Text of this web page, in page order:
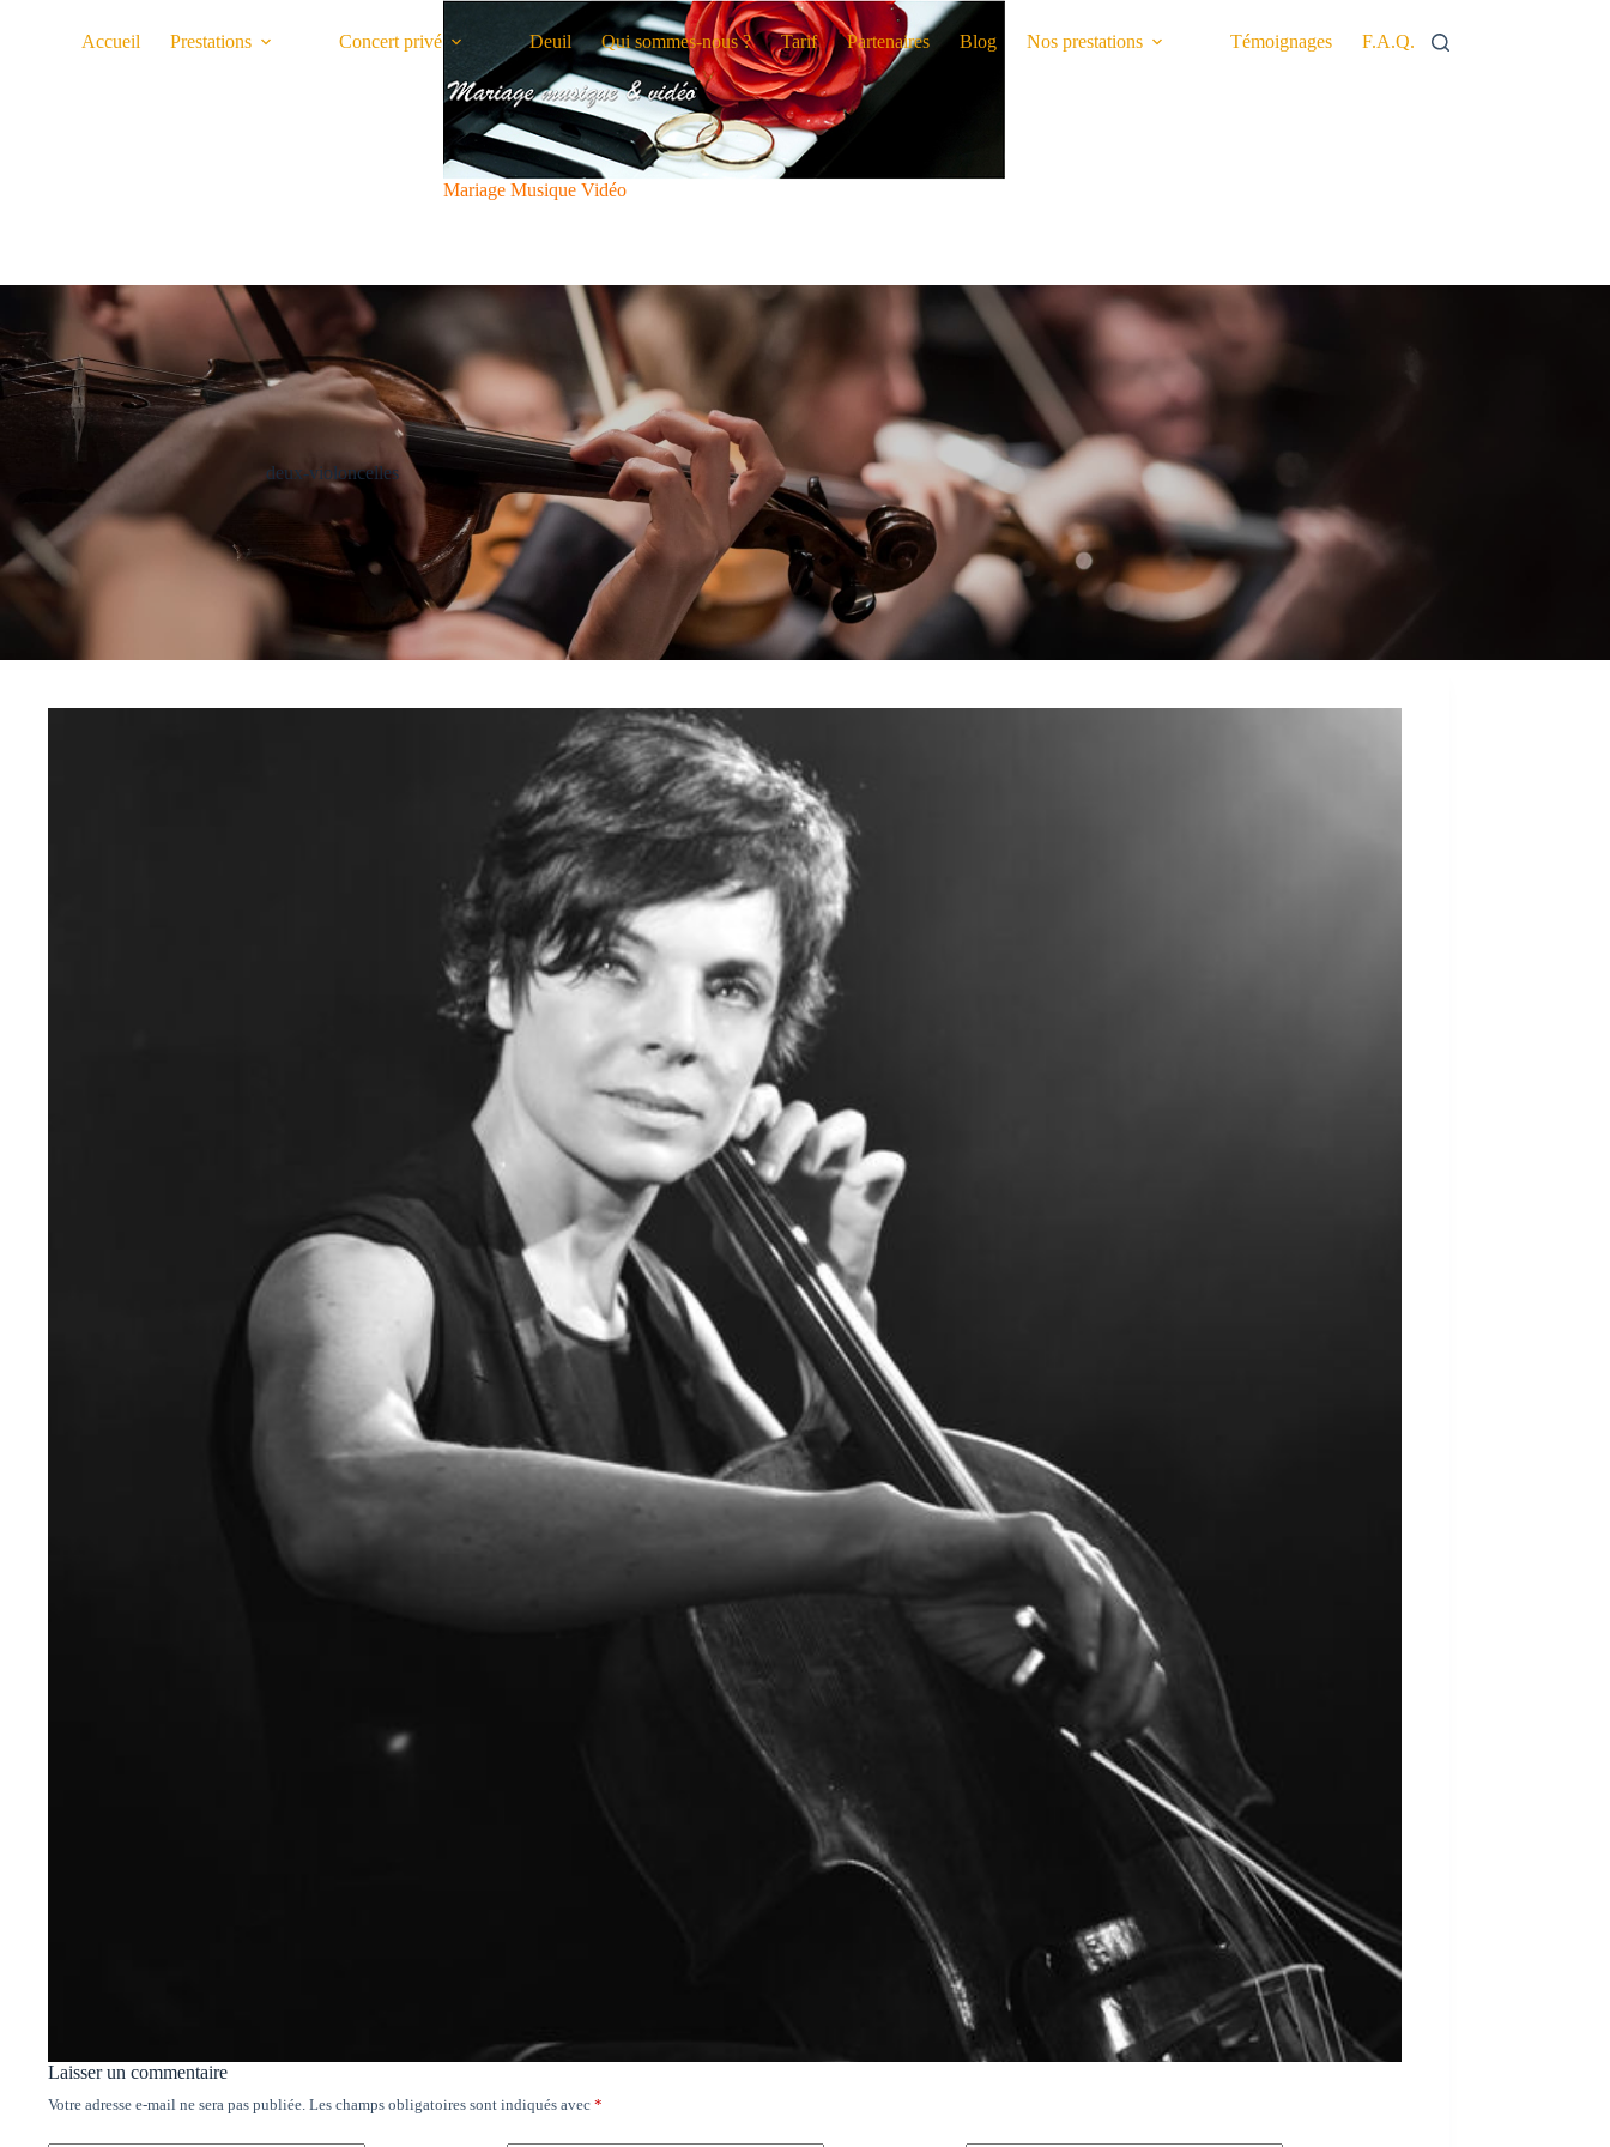
Mariage Musique Vidéo
Accueil Prestations Concert privé Deuil Qui sommes-nous ? Tarif Partenaires Blog Nos prestations Témoignages F.A.Q.
deux-violoncelles
Laisser un commentaire
Votre adresse e-mail ne sera pas publiée. Les champs obligatoires sont indiqués avec *